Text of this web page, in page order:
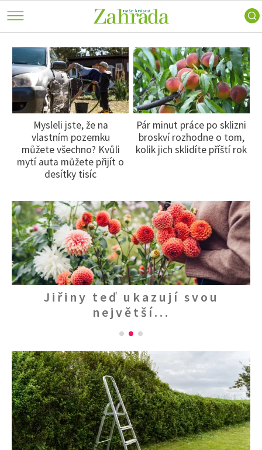
main
content
ATLAS ROSTLIN
Trvalky
Vodní
rostliny
Růže
PRAXE
příroda
Nářadí
a
technika
Užitková
zahrada
ZAHRADNÍ ARCHITEKTURA
Ferdinand
Inspirace
Voda
na
zahradě
Stavby
PORADNA
ZAHRADY
Zahrady
slavných
Návštěvy
zahrad
VOLNÝ ČAS
turistika
Zelená
domácnost
Dekorace
Zajímavosti
SOUTĚŽTE O CENY
KVÍZY A TESTY
Mysleli jste, že na
vlastním pozemku
můžete všechno? Kvůli
mytí auta můžete přijít o
desítky tisíc
Pár minut práce po sklizni
broskví rozhodne o tom,
kolik jich sklidíte příští rok
Jiřiny teď ukazují svou
největší...